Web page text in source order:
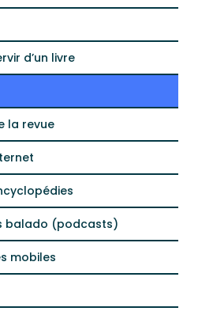
d’un livre
la revue
balado (podcasts)
mobiles